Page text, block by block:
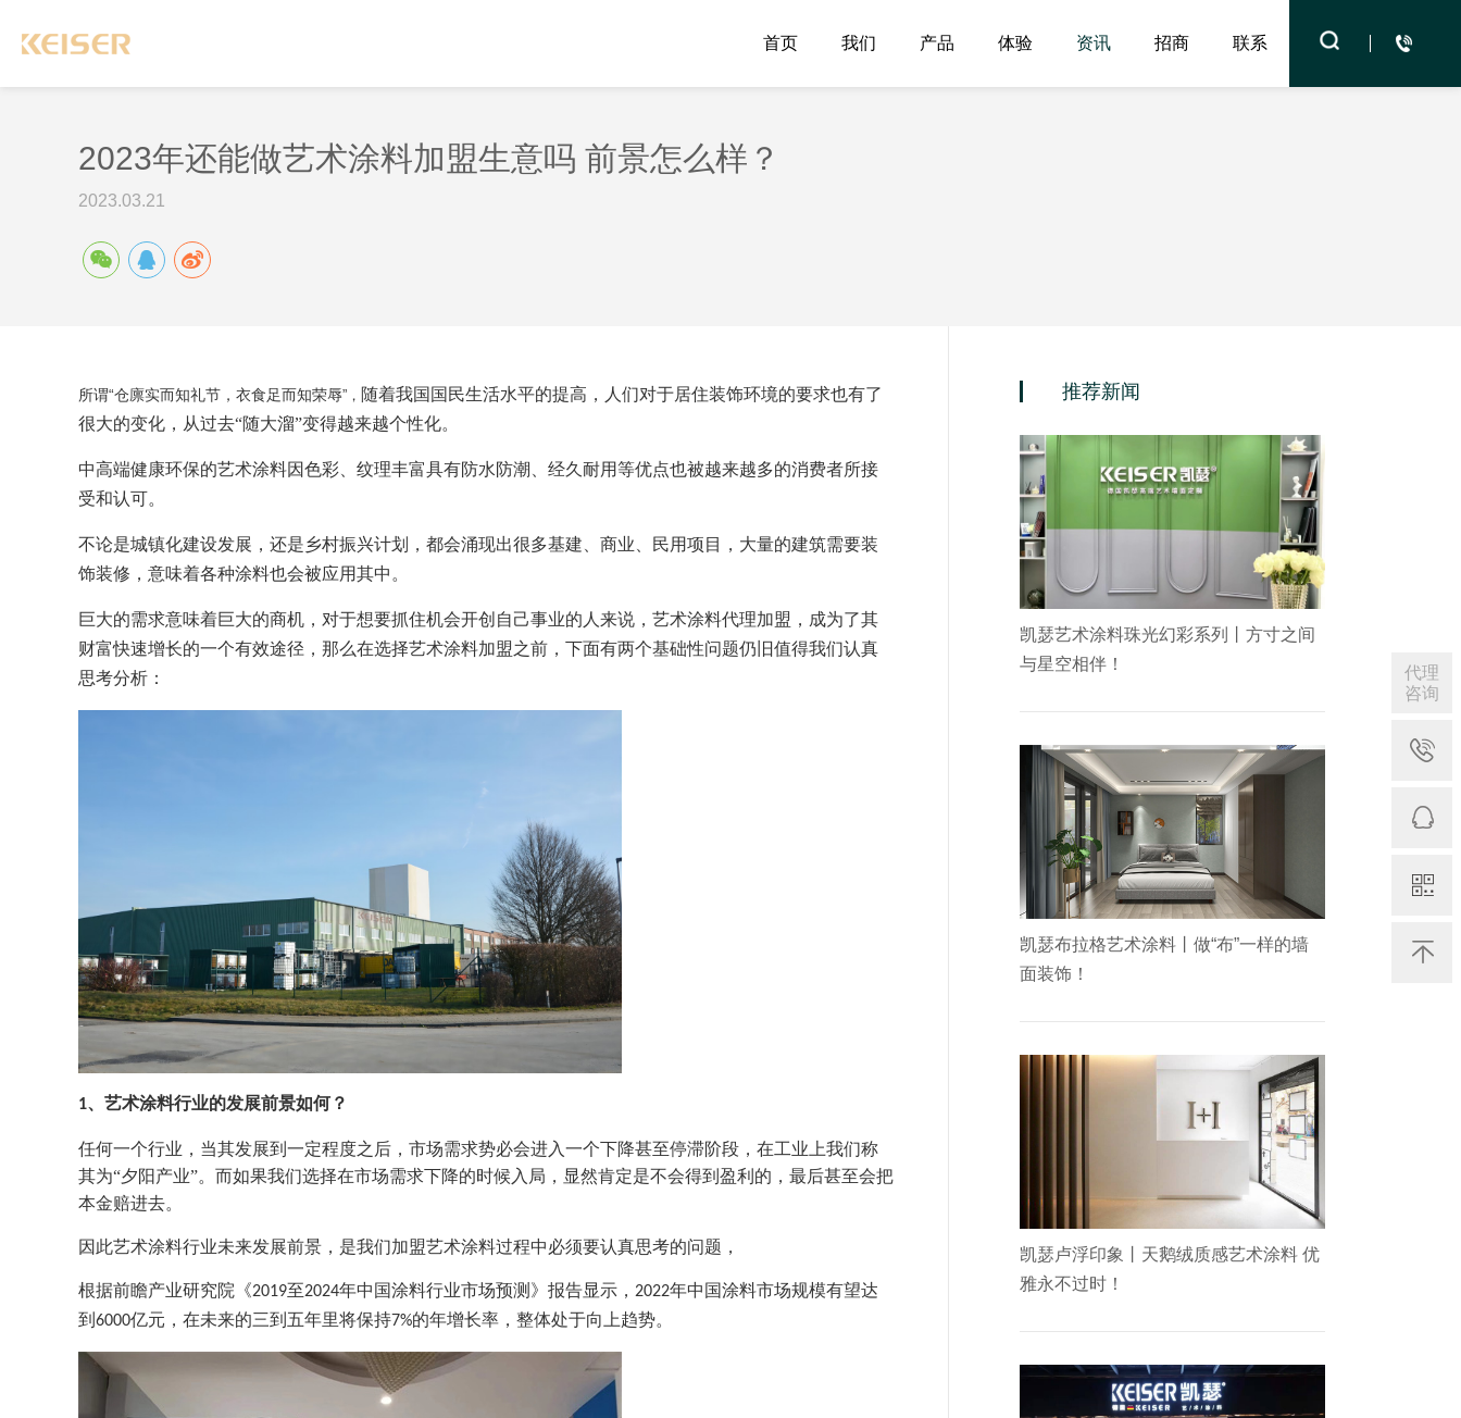
首页 我们 产品 体验 资讯 招商 联系
2023年还能做艺术涂料加盟生意吗 前景怎么样？
2023.03.21
所谓“仓廪实而知礼节 ， 衣食足而知荣辱” ， 随着我国国民生活水平的提高 ，人们对于居住装饰环境的要求也有了
很大的变化 ， 从过去“随大溜”变得越来越个性化。
中高端健康环保的艺术涂料因色彩、纹理丰富具有防水防潮、经久耐用等优点也被越来越多的消费者所接
受和认可。
不论是城镇化建设发展， 还是乡村振兴计划，都会涌现出很多基建、商业、民用项目，大量的建筑需要装
饰装修，意味着各种涂料也会被应用其中 。
巨大的需求意味着巨大的商机，对于想要抓住机会开创自己事业的人来说， 艺术涂料代理加盟，成为了其
财富快速增长的一个有效途径，那么在选择艺术涂料加盟之前， 下面有两个基础性问题仍旧值得我们认真
思考分析：
1、 艺术涂料行业的发展前景如何？
任何一个行业，当其发展到一定程度之后，市场需求势必会进入一个下降甚至停滞阶段，在工业上我们称
其为“夕阳产业”。而如果我们选择在市场需求下降的时候入局，显然肯定是不会得到盈利的，最后甚至会把
本金赔进去。
因此艺术涂料行业未来发展前景，是我们加盟艺术涂料过程中必须要认真思考的问题，
根据前瞻产业研究院《2019至2024年中国涂料行业市场预测》报告显示， 2022年中国涂料市场规模有望达
到 6000亿元，在未来的三到五年里将保持7%的年增长率， 整体处于向上趋势。
推荐新闻
凯瑟艺术涂料珠光幻彩系列丨方寸之间
与星空相伴！
凯瑟布拉格艺术涂料丨做“布”一样的墙
面装饰！
凯瑟卢浮印象丨天鹅绒质感艺术涂料 优
雅永不过时！
代理
咨询